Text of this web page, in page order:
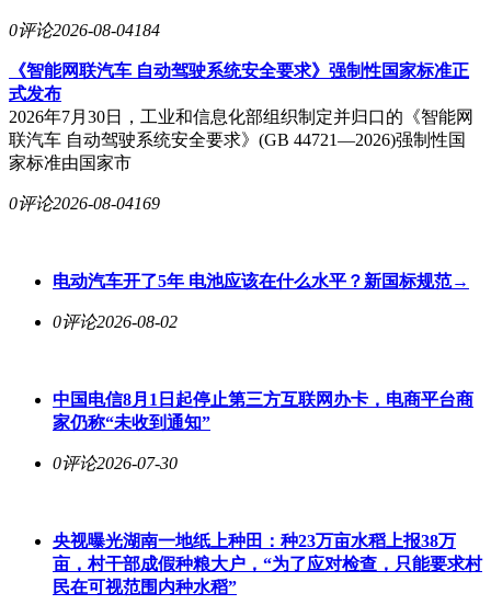
0评论2026-08-04184
《智能网联汽车 自动驾驶系统安全要求》强制性国家标准正
式发布
2026年7月30日，工业和信息化部组织制定并归口的《智能网
联汽车 自动驾驶系统安全要求》(GB 44721—2026)强制性国
家标准由国家市
0评论2026-08-04169
电动汽车开了5年 电池应该在什么水平？新国标规范→
0评论2026-08-02
中国电信8月1日起停止第三方互联网办卡，电商平台商
家仍称“未收到通知”
0评论2026-07-30
央视曝光湖南一地纸上种田：种23万亩水稻上报38万
亩，村干部成假种粮大户，“为了应对检查，只能要求村
民在可视范围内种水稻”